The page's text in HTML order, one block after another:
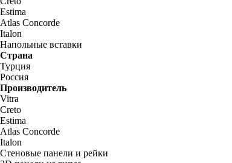
Estima
Atlas Concorde
Italon
Напольные вставки
Страна
Турция
Россия
Производитель
Vitra
Creto
Estima
Atlas Concorde
Italon
Стеновые панели и рейки